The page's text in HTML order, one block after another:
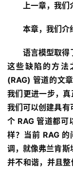
上一章，我们
本章，我们介
语言模型取得
这些缺陷的方法
(RAG) 管道的文
我们更进一步，
我们可以创建具有
个 RAG 管道都可
样？当前 RAG
调，就像弗兰肯斯
并不和谐，并且